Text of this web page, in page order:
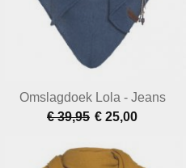
Omslagdoek Lola - Jeans
€ 39,95 € 25,00